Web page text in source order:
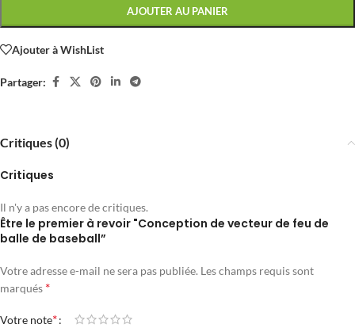
AJOUTER AU PANIER
Ajouter à WishList
Partager:
Critiques (0)
Critiques
Il n'y a pas encore de critiques.
Être le premier à revoir "Conception de vecteur de feu de
balle de baseball”
Votre adresse e-mail ne sera pas publiée. Les champs requis sont
marqués *
Votre note*